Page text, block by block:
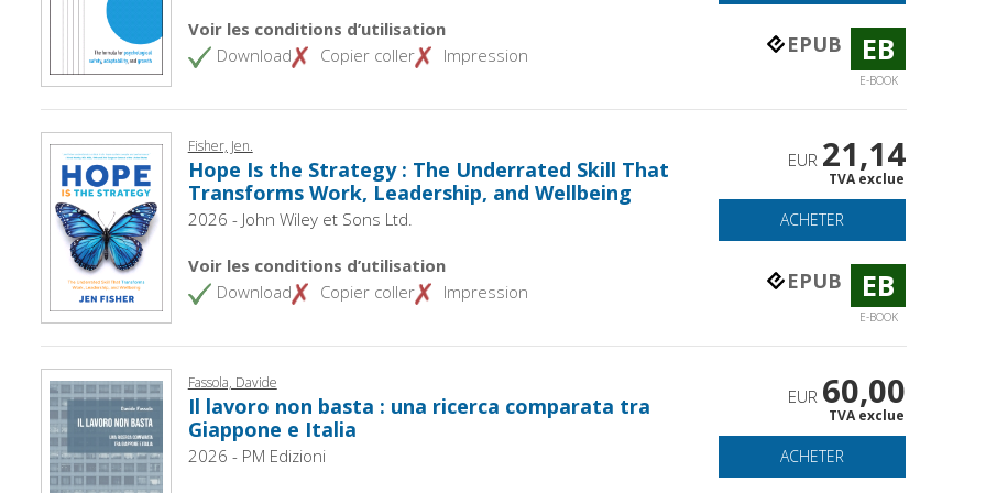
Voir les conditions d’utilisation
Download
Copier coller Impression EPUB EB
E-BOOK
Fisher, Jen.
Hope Is the Strategy : The Underrated Skill That
Transforms Work, Leadership, and Wellbeing
2026 - John Wiley et Sons Ltd.
Voir les conditions d’utilisation
Download
Copier coller Impression
EUR 21,14
TVA exclue
ACHETER
EPUB EB
E-BOOK
Fassola, Davide
Il lavoro non basta : una ricerca comparata tra
Giappone e Italia
2026 - PM Edizioni
EUR 60,00
TVA exclue
ACHETER